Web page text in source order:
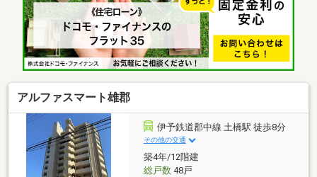
アルファスマート雄郡
伊予鉄道郡中線 土橋駅 徒歩8分
その他の交通
築4年/12階建
総戸数48戸